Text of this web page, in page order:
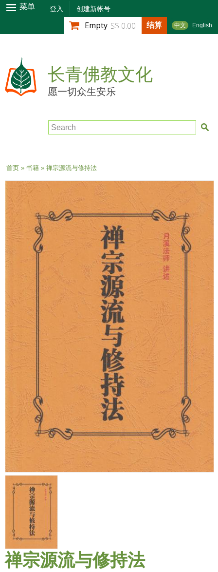
跳
转
到
内
容
菜单 登入 创建新帐号
中文 English
Empty S$ 0.00 结算
长青佛教文化
愿一切众生安乐
Search
当前位置
首页» 书籍» 禅宗源流与修持法
禅宗源流与修持法